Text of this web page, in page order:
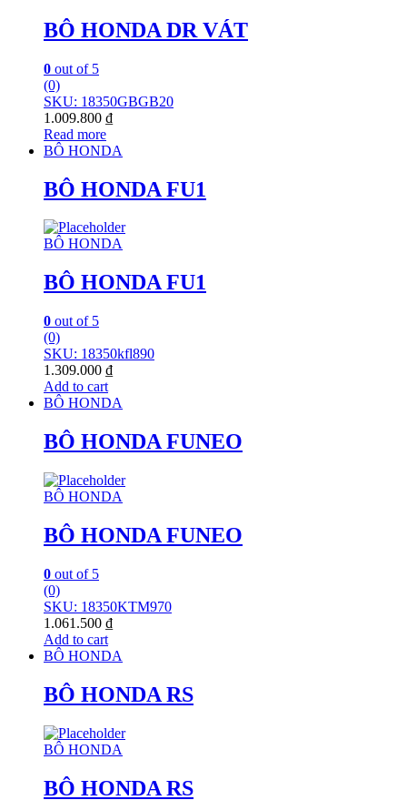
BÔ HONDA DR VÁT
0 out of 5
(0)
SKU: 18350GBGB20
1.009.800 ₫
Read more
BÔ HONDA
BÔ HONDA FU1
BÔ HONDA
BÔ HONDA FU1
0 out of 5
(0)
SKU: 18350kfl890
1.309.000 ₫
Add to cart
BÔ HONDA
BÔ HONDA FUNEO
BÔ HONDA
BÔ HONDA FUNEO
0 out of 5
(0)
SKU: 18350KTM970
1.061.500 ₫
Add to cart
BÔ HONDA
BÔ HONDA RS
BÔ HONDA
BÔ HONDA RS